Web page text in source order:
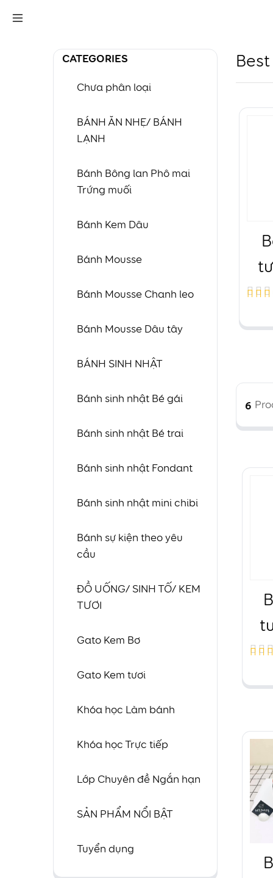
xếp
6
xếp
5
CATEGORIES
Chưa phân loại
BÁNH ĂN NHẸ/ BÁNH
LẠNH
Bánh Bông lan Phô mai
Trứng muối
Bánh Kem Dâu
Bánh Mousse
Bánh Mousse Chanh leo
Bánh Mousse Dâu tây
BÁNH SINH NHẬT
Bánh sinh nhật Bé gái
Bánh sinh nhật Bé trai
Bánh sinh nhật Fondant
Bánh sinh nhật mini chibi
Bánh sự kiện theo yêu
cầu
ĐỒ UỐNG/ SINH TỐ/ KEM
TƯƠI
Gato Kem Bơ
Gato Kem tươi
Khóa học Làm bánh
Khóa học Trực tiếp
Lớp Chuyên đề Ngắn hạn
SẢN PHẨM NỔI BẬT
Tuyển dụng